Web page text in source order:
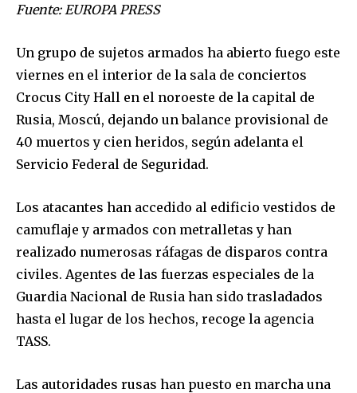
Fuente: EUROPA PRESS
Un grupo de sujetos armados ha abierto fuego este
viernes en el interior de la sala de conciertos
Crocus City Hall en el noroeste de la capital de
Rusia, Moscú, dejando un balance provisional de
40 muertos y cien heridos, según adelanta el
Servicio Federal de Seguridad.
Los atacantes han accedido al edificio vestidos de
camuflaje y armados con metralletas y han
realizado numerosas ráfagas de disparos contra
civiles. Agentes de las fuerzas especiales de la
Guardia Nacional de Rusia han sido trasladados
hasta el lugar de los hechos, recoge la agencia
TASS.
Las autoridades rusas han puesto en marcha una